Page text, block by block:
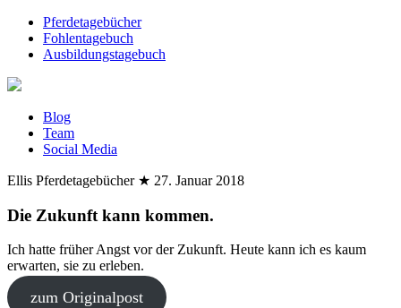
Pferdetagebücher
Fohlentagebuch
Ausbildungstagebuch
Blog
Team
Social Media
Ellis Pferdetagebücher ★ 27. Januar 2018
Die Zukunft kann kommen.
Ich hatte früher Angst vor der Zukunft. Heute kann ich es kaum
erwarten, sie zu erleben.
zum Originalpost